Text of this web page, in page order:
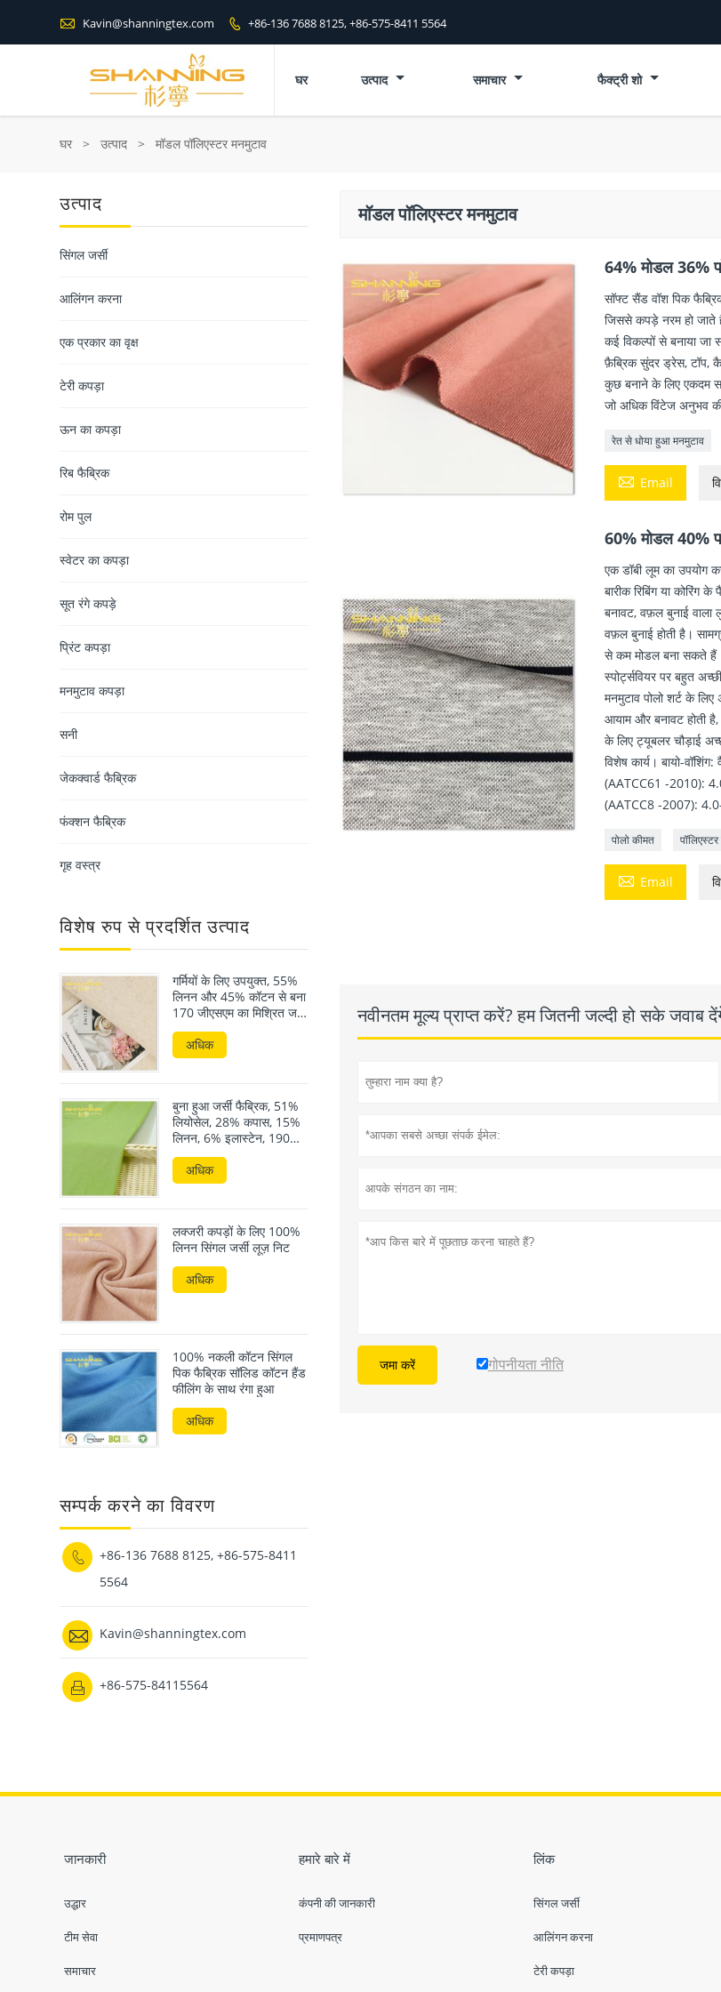
 Kavin@shanningtex.com  +86-136 7688 8125, +86-575-8411 5564
घर उत्पाद समाचार फैक्ट्री शो
घर > उत्पाद > मॉडल पॉलिएस्टर मनमुटाव
मॉडल पॉलिएस्टर मनमुटाव
64% मोडल 36%
सॉफ्ट सैंड वॉश पिक
जिससे कपड़े नरम हो
कई विकल्पों से बनाया जा
फ़ैब्रिक सुंदर ड्रेस, टॉप,
कुछ बनाने के लिए एकदम
जो अधिक विंटेज अनुभव
रेत से धोया हुआ मनमुटाव
 Email
60% मोडल 40%
एक डॉबी लूम का उपयोग
बारीक रिबिंग या कोरिंग
बनावट, वफ़ल बुनाई वाला
वफ़ल बुनाई होती है।
से कम मोडल बना सकते हैं।
स्पोर्ट्सवियर पर बहुत
मनमुटाव पोलो शर्ट के
आयाम और बनावट होती
के लिए ट्यूबलर चौड़ाई
विशेष कार्य। बायो-
(AATCC61 -2010):
(AATCC8 -2007):
पोलो कीमत
 Email
नवीनतम मूल्य प्राप्त करें? हम जितनी जल्दी हो सके जवाब
जमा करें गोपनीयता नीति
उत्पाद
सिंगल जर्सी
आलिंगन करना
एक प्रकार का वृक्ष
टेरी कपड़ा
ऊन का कपड़ा
रिब फैब्रिक
रोम पुल
स्वेटर का कपड़ा
सूत रंगे कपड़े
प्रिंट कपड़ा
मनमुटाव कपड़ा
सनी
जेकक्वार्ड फैब्रिक
फंक्शन फैब्रिक
गृह वस्त्र
विशेष रुप से प्रदर्शित उत्पाद
गर्मियों के लिए उपयुक्त, 55%
लिनन और 45% कॉटन से बना
170 जीएसएम का मिश्रित जर्सी
फैब्रिक।
अधिक
बुना हुआ जर्सी फैब्रिक, 51%
लियोसेल, 28% कपास, 15%
लिनन, 6% इलास्टेन, 190
जीएसएम
अधिक
लक्जरी कपड़ों के लिए 100%
लिनन सिंगल जर्सी लूज़ निट
अधिक
100% नकली कॉटन सिंगल
पिक फैब्रिक सॉलिड कॉटन हैंड
फीलिंग के साथ रंगा हुआ
अधिक
सम्पर्क करने का विवरण

+86-136 7688 8125, +86-575-8411
5564
 Kavin@shanningtex.com
 +86-575-84115564
जानकारी
उद्धार
टीम सेवा
समाचार
हमारे बारे में
कंपनी की जानकारी
प्रमाणपत्र
लिंक
सिंगल जर्सी
आलिंगन करना
टेरी कपड़ा